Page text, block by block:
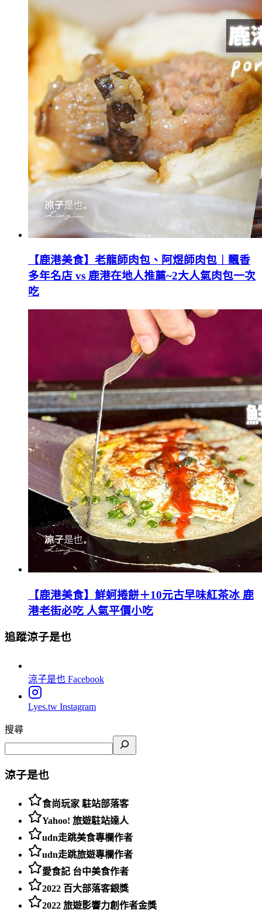
【鹿港美食】老龍師肉包、阿煜師肉包︱飄香
多年名店 vs 鹿港在地人推薦~2大人氣肉包一次
吃
【鹿港美食】鮮蚵捲餅＋10元古早味紅茶冰 鹿
港老街必吃 人氣平價小吃
追蹤涼子是也
涼子是也 Facebook
Lyes.tw Instagram
搜尋
涼子是也
食尚玩家 駐站部落客
Yahoo! 旅遊駐站達人
udn走跳美食專欄作者
udn走跳旅遊專欄作者
愛食記 台中美食作者
2022 百大部落客銀獎
2022 旅遊影響力創作者金獎